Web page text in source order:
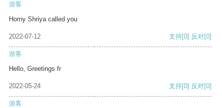
游客
Horny Shriya called you
2022-07-12 支持[0] 反对[0]
游客
Hello, Greetings fr
2022-05-24 支持[0] 反对[0]
游客